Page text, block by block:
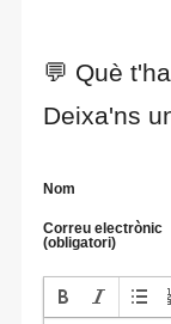
💬 Què
Deixa'ns
Nom
Correu electrònic
(obligatori)